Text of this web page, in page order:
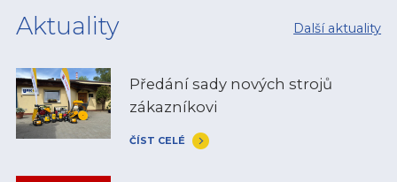
Další aktuality
Aktuality
Předání sady nových strojů
zákazníkovi
ČÍST CELÉ